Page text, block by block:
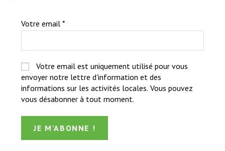
Votre email*
Votre email est uniquement utilisé pour vous
envoyer notre lettre d'information et des
informations sur les activités locales. Vous pouvez
vous désabonner à tout moment.